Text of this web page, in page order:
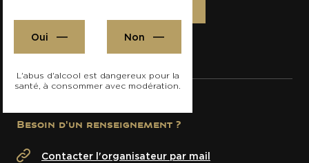
Oui Non
L'abus d'alcool est dangereux pour la
santé, à consommer avec modération.
Besoin d'un renseignement ?
Contacter l'organisateur par mail